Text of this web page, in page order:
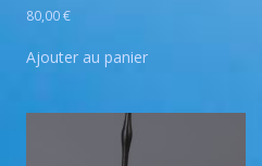
80,00€
Ajouter au panier